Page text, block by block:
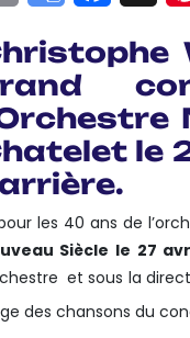
le
les 40 ans de
Siècle le 27
et sous la
des chansons du